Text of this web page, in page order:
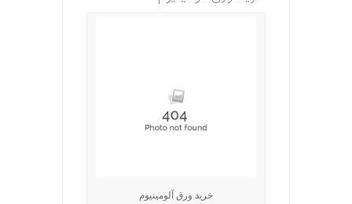
خرید ورق آلومینیوم